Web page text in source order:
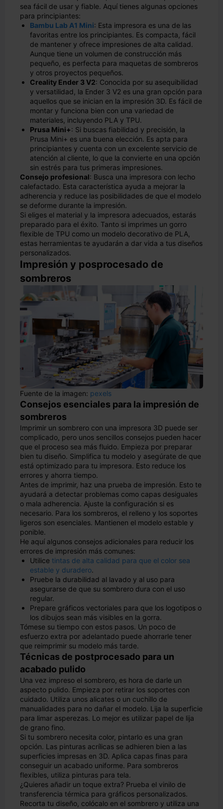
sea fácil de usar y fiable. Aquí tienes algunas opciones
para principiantes:
Bambu Lab A1 Mini: Esta impresora es una de las
favoritas entre los principiantes. Es compacta, fácil
de mantener y ofrece impresiones de alta calidad.
Aunque tiene un volumen de construcción más
pequeño, es perfecta para maquetas de sombreros
y otros proyectos pequeños.
Creality Ender 3 V2: Conocida por su asequibilidad
y versatilidad, la Ender 3 V2 es una gran opción para
aquellos que se inician en la impresión 3D. Es fácil de
montar y funciona bien con una variedad de
materiales, incluyendo PLA y TPU.
Prusa Mini+: Si buscas fiabilidad y precisión, la
Prusa Mini+ es una buena elección. Es apta para
principiantes y cuenta con un excelente servicio de
atención al cliente, lo que la convierte en una opción
sin estrés para tus primeras impresiones.
Consejo profesional: Busca una impresora con lecho
calefactado. Esta característica ayuda a mejorar la
adherencia y reduce las posibilidades de que el modelo
se deforme durante la impresión.
Si eliges el material y la impresora adecuados, estarás
preparado para el éxito. Tanto si imprimes un gorro
flexible de TPU como un modelo decorativo de PLA,
estas herramientas te ayudarán a dar vida a tus diseños
personalizados.
Impresión y posprocesado de
sombreros
Fuente de la imagen: pexels
Consejos esenciales para la impresión de
sombreros
Imprimir un sombrero con una impresora 3D puede ser
complicado, pero unos sencillos consejos pueden hacer
que el proceso sea más fluido. Empieza por preparar
bien tu diseño. Simplifica tu modelo y asegúrate de que
está optimizado para tu impresora. Esto reduce los
errores y ahorra tiempo.
Antes de imprimir, haz una prueba de impresión. Esto te
ayudará a detectar problemas como capas desiguales
o mala adherencia. Ajuste la configuración si es
necesario. Para los sombreros, el relleno y los soportes
ligeros son esenciales. Mantienen el modelo estable y
ponible.
He aquí algunos consejos adicionales para reducir los
errores de impresión más comunes:
Utilice tintas de alta calidad para que el color sea
estable y duradero.
Pruebe la durabilidad al lavado y al uso para
asegurarse de que su sombrero dura con el uso
regular.
Prepare gráficos vectoriales para que los logotipos o
los dibujos sean más visibles en la gorra.
Tómese su tiempo con estos pasos. Un poco de
esfuerzo extra por adelantado puede ahorrarle tener
que reimprimir su modelo más tarde.
Técnicas de postprocesado para un
acabado pulido
Una vez impreso el sombrero, es hora de darle un
aspecto pulido. Empieza por retirar los soportes con
cuidado. Utiliza unos alicates o un cuchillo de
manualidades para no dañar el modelo. Lija la superficie
para limar asperezas. Lo mejor es utilizar papel de lija
de grano fino.
Si tu sombrero necesita color, pintarlo es una gran
opción. Las pinturas acrílicas se adhieren bien a las
superficies impresas en 3D. Aplica capas finas para
conseguir un acabado uniforme. Para sombreros
flexibles, utiliza pinturas para tela.
¿Quieres añadir un toque extra? Prueba el vinilo de
transferencia térmica para gráficos personalizados.
Recorta tu diseño, colócalo en el sombrero y utiliza una